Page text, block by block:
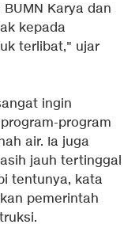
Karya dan
kepada
terlibat," ujar
ingin
program
air. Ia juga
jauh tertinggal
tentunya, kata
pemerintah